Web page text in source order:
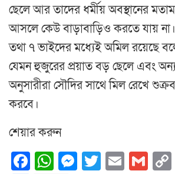
ছেলে আর তাদের ধর্মীয় অবস্থানের
আসলে কেউ বাড়াবাড়িও করতে যায়
তথা ৭ ভাইদের মধ্যেই অমিল রয়েছে
যেমন হুজুরের প্রয়াত বড় ছেলে এবং
অনুসারীরা সৌদির সাথে মিল রেখে
করবে।
শেয়ার করুন
Facebook
WhatsApp
Messenger
Twitter
Email